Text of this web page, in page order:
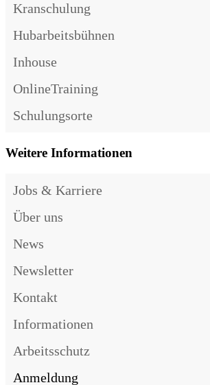
Kranschulung
Hubarbeitsbühnen
Inhouse
OnlineTraining
Schulungsorte
Weitere Informationen
Jobs & Karriere
Über uns
News
Newsletter
Kontakt
Informationen
Arbeitsschutz
Anmeldung